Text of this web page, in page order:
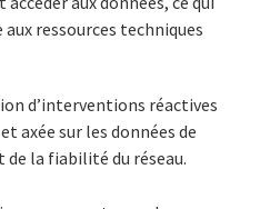
ressources techniques
d’interventions réactives
axée sur les données de
la fiabilité du réseau.